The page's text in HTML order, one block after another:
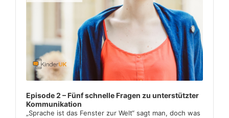
Episode 2 – Fünf schnelle Fragen zu unterstützter
Kommunikation
„Sprache ist das Fenster zur Welt“ sagt man, doch was